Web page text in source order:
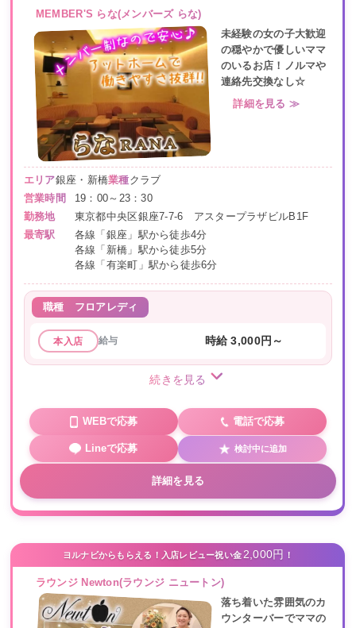
MEMBER'S らな(メンバーズ らな)
未経験の女の子大歓迎
の穏やかで優しいママ
のいるお店！ノルマや
連絡先交換なし☆
詳細を見る ≫
エリア銀座・新橋業種クラブ
営業時間
19：00～23：30
勤務地
東京都中央区銀座7-7-6 アスタープラザビルB1F
最寄駅
各線「銀座」駅から徒歩4分
各線「新橋」駅から徒歩5分
各線「有楽町」駅から徒歩6分
職種 フロアレディ
本入店 給与 時給 3,000円～
続きを見る
WEBで応募 電話で応募
Lineで応募 検討中に追加
詳細を見る
ヨルナビからもらえる！入店レビュー祝い金2,000円 ！
ラウンジ Newton(ラウンジ ニュートン)
落ち着いた雰囲気のカ
ウンターバーでママの